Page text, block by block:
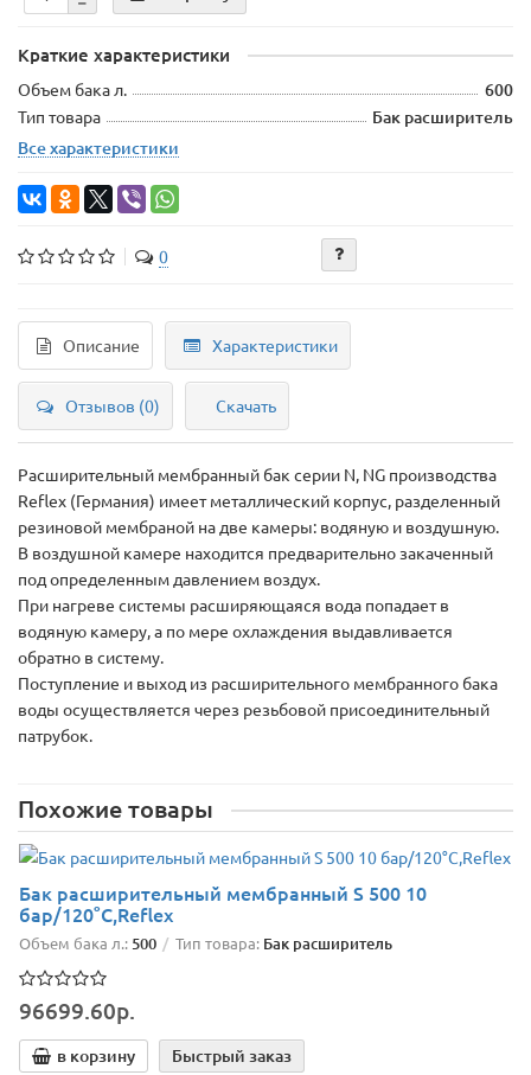
Краткие характеристики
Объем бака л. 600
Тип товара
Бак расширитель
Все характеристики
0
Описание Характеристики
Отзывов (0) Скачать
Расширительный мембранный бак серии N, NG производства
Reflex (Германия) имеет металлический корпус, разделенный
резиновой мембраной на две камеры: водяную и воздушную.
В воздушной камере находится предварительно закаченный
под определенным давлением воздух.
При нагреве системы расширяющаяся вода попадает в
водяную камеру, а по мере охлаждения выдавливается
обратно в систему.
Поступление и выход из расширительного мембранного бака
воды осуществляется через резьбовой присоединительный
патрубок.
Похожие товары
Бак расширительный мембранный S 500 10
бар/120°C,Reflex
Объем бака л.: 500 Тип товара: Бак расширитель
96699.60р.
в корзину Быстрый заказ